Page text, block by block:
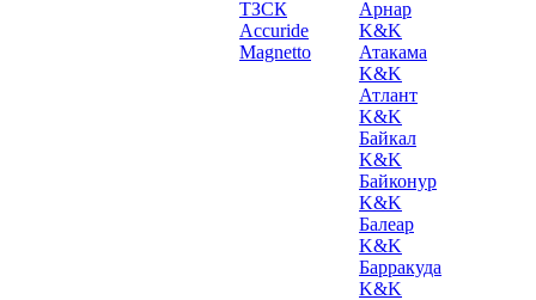
ТЗСК
Accuride
Magnetto
Арнар
K&K
Атакама
K&K
Атлант
K&K
Байкал
K&K
Байконур
K&K
Балеар
K&K
Барракуда
K&K